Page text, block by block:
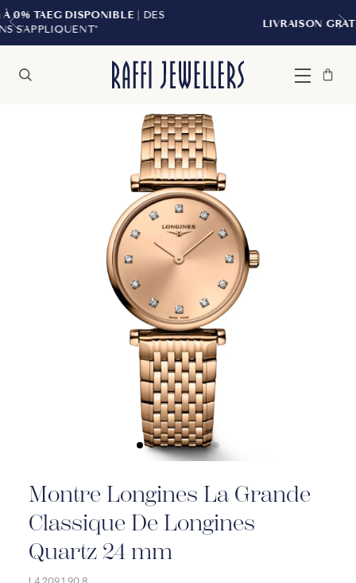
| DES
LIVRAISON GRATUITE À PARTIR DE 299 $*
Menu
Sac
Fermer
Montre Longines La Grande
Classique De Longines
Quartz 24 mm